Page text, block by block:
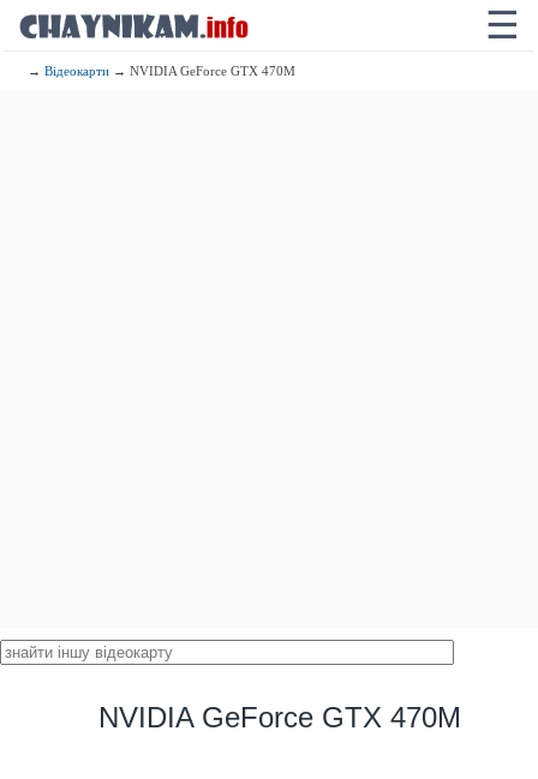
☰
→Відеокарти → NVIDIA GeForce GTX 470M
NVIDIA GeForce GTX 470M